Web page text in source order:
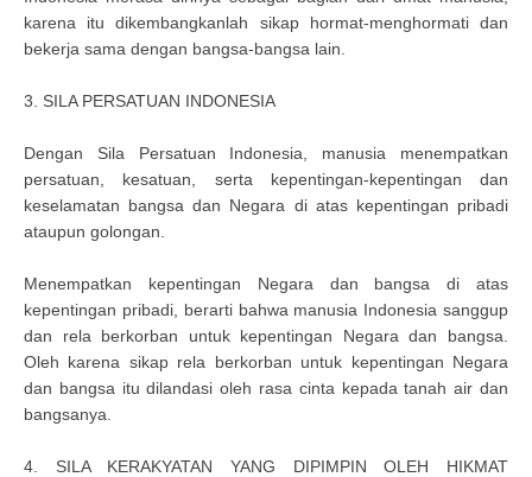
karena itu dikembangkanlah sikap hormat-menghormati dan
bekerja sama dengan bangsa-bangsa lain.
3. SILA PERSATUAN INDONESIA
Dengan Sila Persatuan Indonesia, manusia menempatkan
persatuan, kesatuan, serta kepentingan-kepentingan dan
keselamatan bangsa dan Negara di atas kepentingan pribadi
ataupun golongan.
Menempatkan kepentingan Negara dan bangsa di atas
kepentingan pribadi, berarti bahwa manusia Indonesia sanggup
dan rela berkorban untuk kepentingan Negara dan bangsa.
Oleh karena sikap rela berkorban untuk kepentingan Negara
dan bangsa itu dilandasi oleh rasa cinta kepada tanah air dan
bangsanya.
4. SILA KERAKYATAN YANG DIPIMPIN OLEH HIKMAT